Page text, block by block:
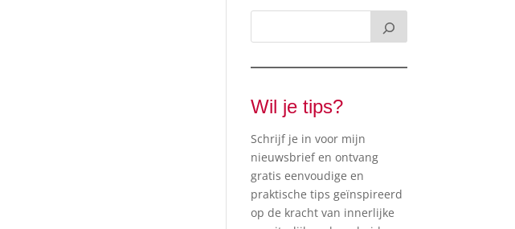
Wil je tips?
Schrijf je in voor mijn
nieuwsbrief en ontvang
gratis eenvoudige en
praktische tips geïnspireerd
op de kracht van innerlijke